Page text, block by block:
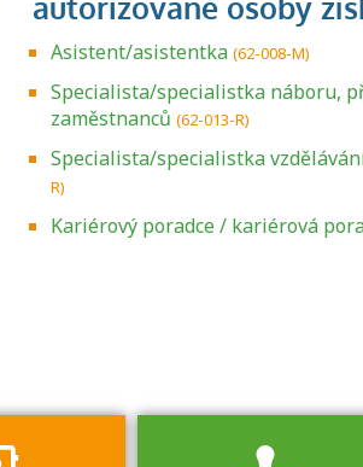
Asistent/asistentka (62-008-M)
Specialista/specialistka náboru,
zaměstnanců (62-013-R)
Specialista/specialistka
R)
Kariérový poradce / kariérová
jak se
ke